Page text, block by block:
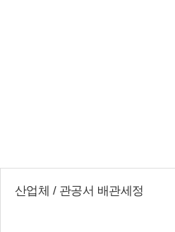
산업체 / 관공서 배관세정